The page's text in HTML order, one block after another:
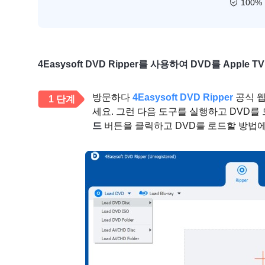
100%
4Easysoft DVD Ripper를 사용하여 DVD를 Apple
1 단계 방문하다 4Easysoft DVD Ripper 공식
세요. 그런 다음 도구를 실행하고 DVD
드 버튼을 클릭하고 DVD를 로드할 방법